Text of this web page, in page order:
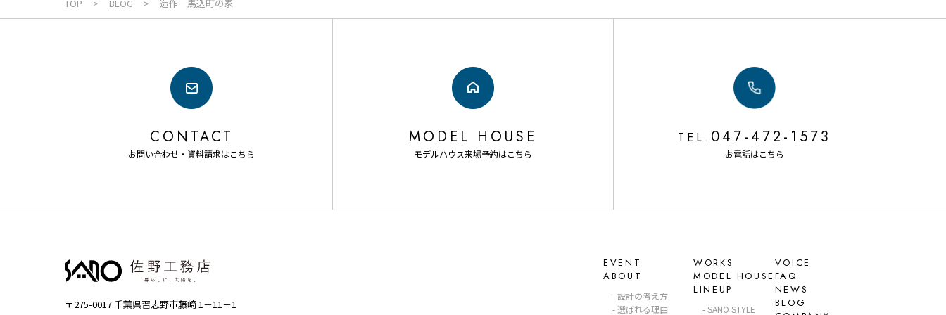
TOP BLOG 造作－馬込町の家
CONTACT
お問い合わせ・資料請求はこちら
MODEL HOUSE
モデルハウス来場予約はこちら
TEL. 047-472-1573
お電話はこちら
〒275-0017 千葉県習志野市藤崎 1－11－1
EVENT
ABOUT
設計の考え方
選ばれる理由
WORKS
MODEL HOUSE
LINEUP
SANO STYLE
VOICE
FAQ
NEWS
BLOG